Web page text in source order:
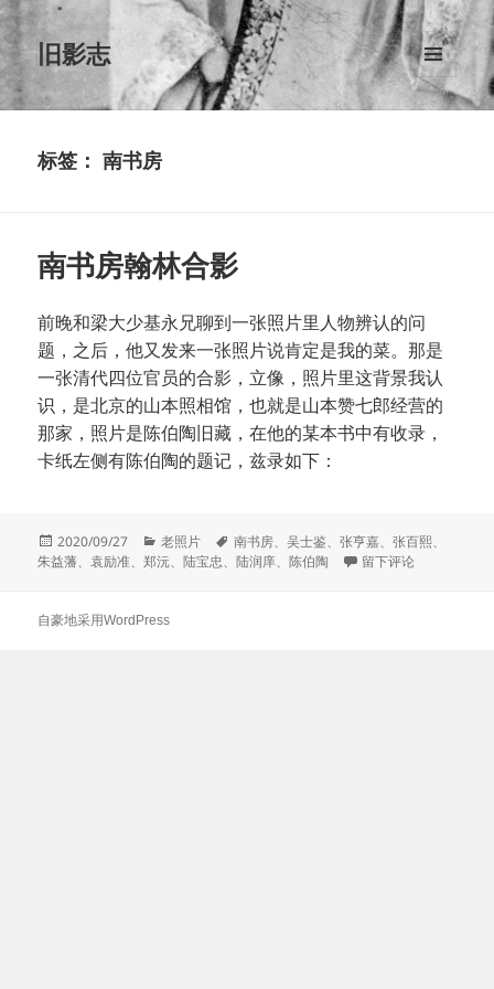
旧影志
菜单和
挂件
标签：南书房
南书房翰林合影
前晚和梁大少基永兄聊到一张照片里人物辨认的问
题，之后，他又发来一张照片说肯定是我的菜。那是
一张清代四位官员的合影，立像，照片里这背景我认
识，是北京的山本照相馆，也就是山本赞七郎经营的
那家，照片是陈伯陶旧藏，在他的某本书中有收录，
卡纸左侧有陈伯陶的题记，兹录如下：
发
布
2020/09/27
分
类
老照片
标
签
南书房、吴士鉴、张亨嘉、张百熙、
朱益藩、袁励准、郑沅、陆宝忠、陆润庠、陈伯陶 于南书房翰林合影
留下评论
自豪地采用WordPress